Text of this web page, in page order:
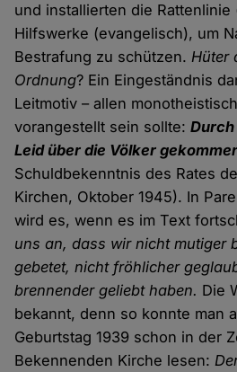
und installierten die Rattenlinie
Hilfswerke (evangelisch), um
Bestrafung zu schützen.Hüter
Ordnung? Ein Eingeständnis
Leitmotiv – allen
vorangestellt sein sollte:
Leid über die Völker
Schuldbekenntnis des Rates
Kirchen, Oktober 1945). In
wird es, wenn es im Text
uns an, dass wir nicht mutiger
gebetet, nicht fröhlicher
brennender geliebt haben. Die
bekannt, denn so konnte man
Geburtstag 1939 schon in der
Bekennenden Kirche lesen: